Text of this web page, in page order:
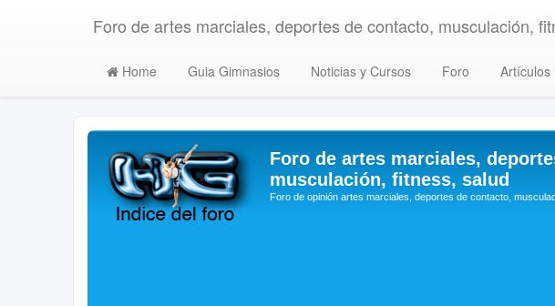
Foro de artes marciales, deportes de contacto, musculación,
Home Guia Gimnasios Noticias y Cursos Foro Artículos
Foro de artes marciales,
musculación, fitness, salud
Foro de opinión artes marciales, deportes de contacto,